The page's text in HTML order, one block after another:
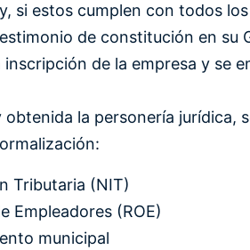
si estos cumplen con todos
de constitución en su
de la empresa y se
la personería jurídica,
Tributaria (NIT)
Empleadores (ROE)
municipal